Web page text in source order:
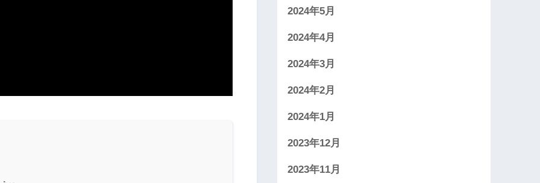
2024年5月
2024年4月
2024年3月
2024年2月
2024年1月
2023年12月
2023年11月